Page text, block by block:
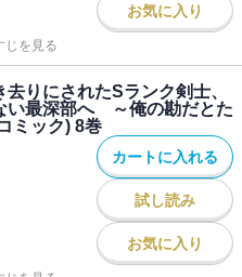
お気に入り
じを見る
りにされたSランク剣士、
い最深部へ ～俺の勘だとた
ミック) 8巻
カートに入れる
試し読み
お気に入り